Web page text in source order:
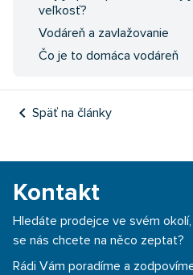
veľkosť?
Vodáreň a zavlažovanie
Čo je to domáca vodáreň
chevron_left Späť na články
Kontakt
Hledáte prodejce ve svém
se nás chcete na něco zeptat?
Rádi Vám poradíme a